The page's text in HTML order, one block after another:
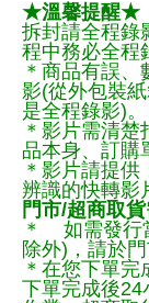
★溫馨提醒★
拆封請全程錄
程中務必全程
＊商品有誤
影(從外包裝
是全程錄影)。
＊影片需清
品本身、訂購
＊影片請提
辨識的快轉影
門市/超商取貨
＊ 如需發行
除外)，請於門
＊在您下單
下單完成後24